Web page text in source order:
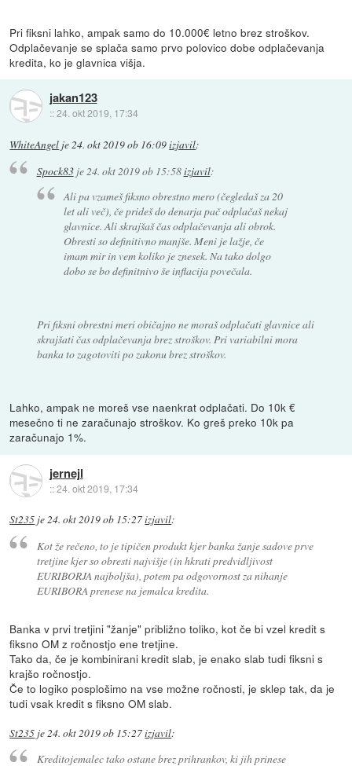
Pri fiksni lahko, ampak samo do 10.000€ letno brez stroškov.
Odplačevanje se splača samo prvo polovico dobe odplačevanja
kredita, ko je glavnica višja.
jakan123
::24. okt 2019, 17:34
WhiteAngel je24. okt 2019 ob 16:09izjavil:
Spock83je 24. okt 2019 ob 15:58izjavil:
Ali pa vzameš fiksno obrestno mero (čegledaš za 20
let ali več), če prideš do denarja pač odplačaš nekaj
glavnice. Ali skrajšaš čas odplačevanja ali obrok.
Obresti so definitivno manjše. Meni je lažje, če
imam mir in vem koliko je znesek. Na tako dolgo
dobo se bo definitnivo še inflacija povečala.
Pri fiksni obrestni meri običajno ne moraš odplačati glavnice ali
skrajšati čas odplačevanja brez stroškov. Pri variabilni mora
banka to zagotoviti po zakonu brez stroškov.
Lahko, ampak ne moreš vse naenkrat odplačati. Do 10k €
mesečno ti ne zaračunajo stroškov. Ko greš preko 10k pa
zaračunajo 1%.
jernejl
::24. okt 2019, 17:34
St235 je24. okt 2019 ob 15:27izjavil:
Kot že rečeno, to je tipičen produkt kjer banka žanje sadove prve
tretjine kjer so obresti najvišje (in hkrati predvidljivost
EURIBORJA najboljša), potem pa odgovornost za nihanje
EURIBORA prenese na jemalca kredita.
Banka v prvi tretjini "žanje" približno toliko, kot če bi vzel kredit s
fiksno OM z ročnostjo ene tretjine.
Tako da, če je kombinirani kredit slab, je enako slab tudi fiksni s
krajšo ročnostjo.
Če to logiko posplošimo na vse možne ročnosti, je sklep tak, da je
tudi vsak kredit s fiksno OM slab.
St235 je24. okt 2019 ob 15:27izjavil:
Kreditojemalec tako ostane brez prihrankov, ki jih prinese